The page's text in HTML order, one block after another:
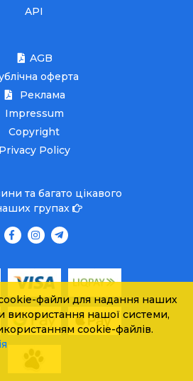
API
AGB
оферта
Реклама
Impressum
Copyright
Privacy Policy
та багато цікавого
групах
файли для надання наших
використання нашої системи,
cookie-файлів.